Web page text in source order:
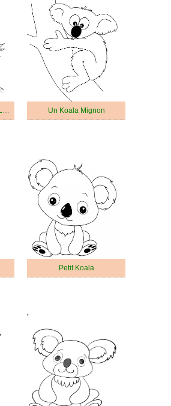
Peinture De Koala Pour Les Enfants Un Koala Mignon
Petit Koala